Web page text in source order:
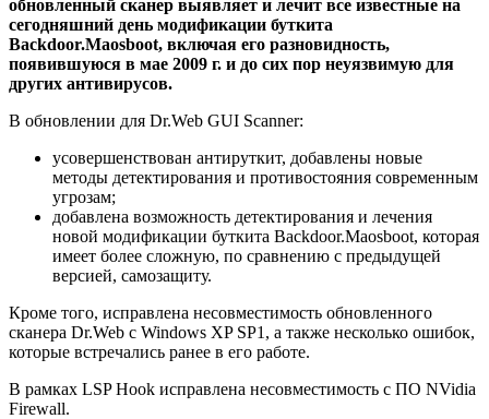
обновленный сканер выявляет и лечит все известные на
сегодняшний день модификации буткита
Backdoor.Maosboot, включая его разновидность,
появившуюся в мае 2009 г. и до сих пор неуязвимую для
других антивирусов.
В обновлении для Dr.Web GUI Scanner:
усовершенствован антируткит, добавлены новые
методы детектирования и противостояния современным
угрозам;
добавлена возможность детектирования и лечения
новой модификации буткита Backdoor.Maosboot, которая
имеет более сложную, по сравнению с предыдущей
версией, самозащиту.
Кроме того, исправлена несовместимость обновленного
сканера Dr.Web c Windows XP SP1, а также несколько ошибок,
которые встречались ранее в его работе.
В рамках LSP Hook исправлена несовместимость с ПО NVidia
Firewall.